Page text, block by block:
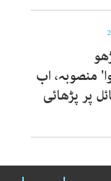
منصوبہ، اب
پر پڑھائی